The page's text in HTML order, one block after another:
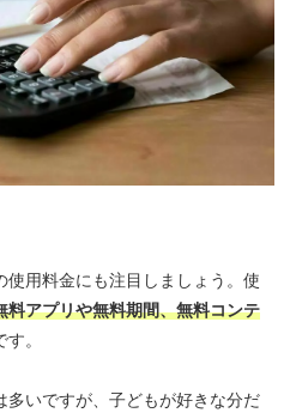
用料金にも注目しましょう。使
料アプリや無料期間、無料コンテ
す。
いですが、子どもが好きな分だ